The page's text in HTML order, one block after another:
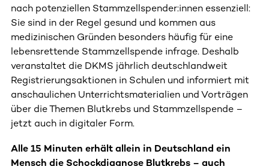
nach potenziellen Stammzellspender:innen essenziell:
Sie sind in der Regel gesund und kommen aus
medizinischen Gründen besonders häufig für eine
lebensrettende Stammzellspende infrage. Deshalb
veranstaltet die DKMS jährlich deutschlandweit
Registrierungsaktionen in Schulen und informiert mit
anschaulichen Unterrichtsmaterialien und Vorträgen
über die Themen Blutkrebs und Stammzellspende –
jetzt auch in digitaler Form.
Alle 15 Minuten erhält allein in Deutschland ein
Mensch die Schockdiagnose Blutkrebs – auch